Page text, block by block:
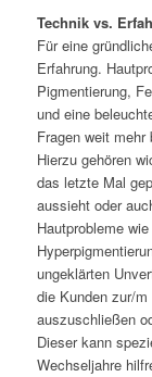
Technik vs.
Für eine
Erfahrung.
Pigmentierung,
und eine
Fragen weit
Hierzu gehören
das letzte Mal
aussieht oder
Hautprobleme
ungeklärten
die Kunden zur/
auszuschließen
Dieser kann
Wechseljahre